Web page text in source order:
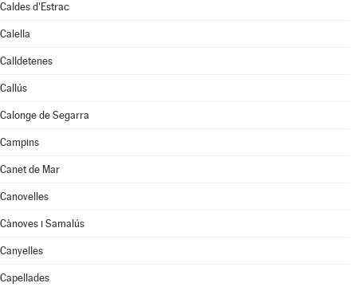
Caldes d'Estrac
Calella
Calldetenes
Callús
Calonge de Segarra
Campins
Canet de Mar
Canovelles
Cànoves i Samalús
Canyelles
Capellades